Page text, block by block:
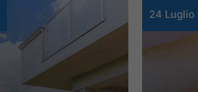
24